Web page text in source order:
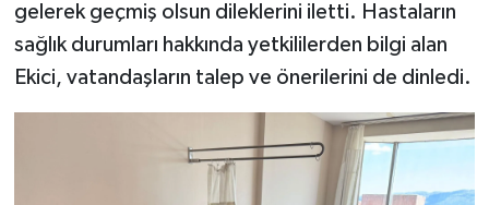
gelerek geçmiş olsun dileklerini iletti. Hastaların
sağlık durumları hakkında yetkililerden bilgi alan
Ekici, vatandaşların talep ve önerilerini de dinledi.